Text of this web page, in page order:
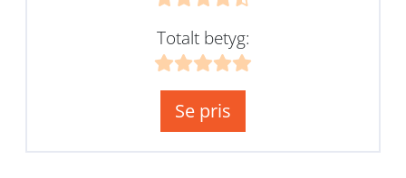
Totalt betyg:
Se pris